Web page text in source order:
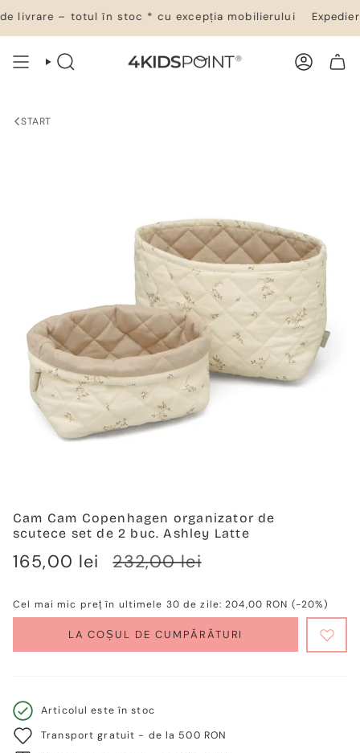
la
conținut
livrare – totul în stoc * cu excepția mobilierului
CĂUTARE CONT
START
Cam Cam Copenhagen organizator de
scutece set de 2 buc. Ashley Latte
Verkaufspreis
165,00 lei
Regulärer
232,00 lei
Cel mai mic preț în ultimele 30 de zile:204,00 RON (-20%)
LA COȘUL DE CUMPĂRĂTURI
Articolul este în stoc
Transport gratuit - de la 500 RON